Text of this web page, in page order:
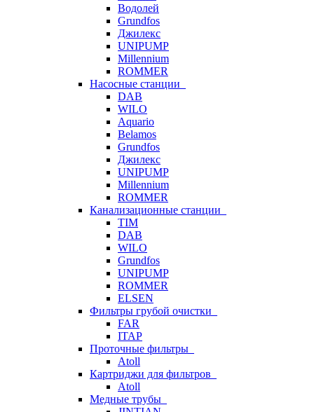
Водолей
Grundfos
Джилекс
UNIPUMP
Millennium
ROMMER
Насосные станции
DAB
WILO
Aquario
Belamos
Grundfos
Джилекс
UNIPUMP
Millennium
ROMMER
Канализационные станции
TIM
DAB
WILO
Grundfos
UNIPUMP
ROMMER
ELSEN
Фильтры грубой очистки
FAR
ITAP
Проточные фильтры
Atoll
Картриджи для фильтров
Atoll
Медные трубы